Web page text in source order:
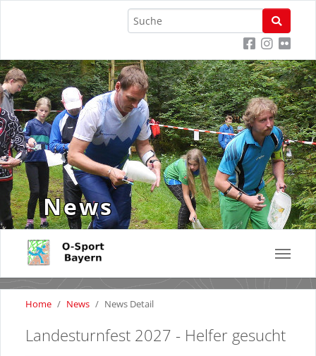
News
content
are
Home News News Detail
Landesturnfest 2027 - Helfer gesucht